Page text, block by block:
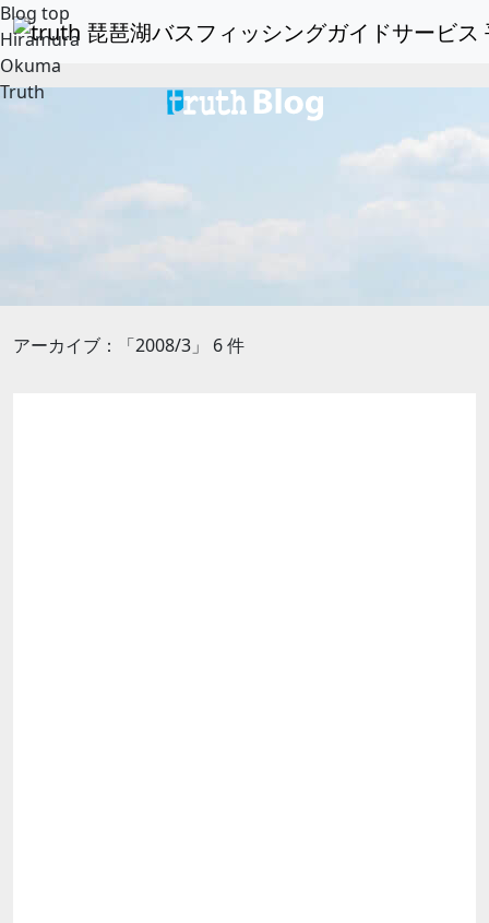
Blog top
Hiramura
Okuma
Truth
アーカイブ：「2008/3」 6 件